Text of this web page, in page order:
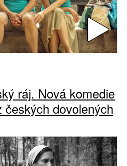
ráj. Nová komedie
dovolených